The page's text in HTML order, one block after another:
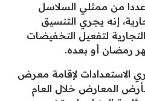
عددا من ممثلي السلاسل
إنه يجري التنسيق
لتفعيل التخفيضات
رمضان أو بعده.
الاستعدادات لإقامة معرض
المعارض خلال العام